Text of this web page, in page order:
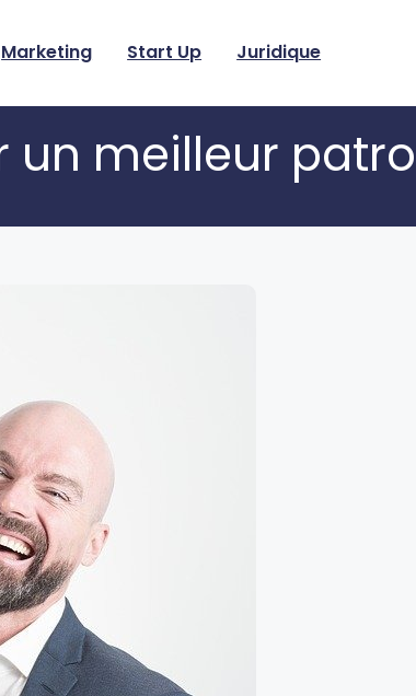
Marketing Start Up Juridique
meilleur